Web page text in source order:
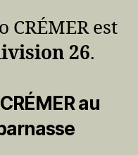
CRÉMER est
26.
au